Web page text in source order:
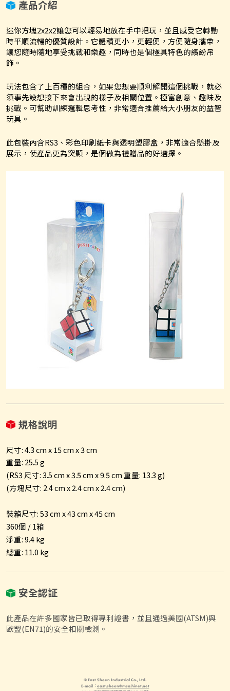
產品介紹
迷你方塊2x2x2讓您可以輕易地放在手中把玩，並且感受它轉動
時平順流暢的優質設計。它體積更小，更輕便，方便隨身攜帶，
讓您隨時隨地享受挑戰和樂趣，同時也是個極具特色的繽紛吊
飾。
玩法包含了上百種的組合，如果您想要順利解開這個挑戰，就必
須事先設想接下來會出現的樣子及相關位置。極富創意、趣味及
挑戰。可幫助訓練邏輯思考性，非常適合推薦給大小朋友的益智
玩具。
此包裝內含RS3、彩色印刷紙卡與透明塑膠盒，非常適合懸掛及
展示，使產品更為突顯，是個做為禮贈品的好選擇。
規格說明
尺寸: 4.3 cm x 15 cm x 3 cm
重量: 25.5 g
(RS3 尺寸: 3.5 cm x 3.5 cm x 9.5 cm 重量: 13.3 g)
(方塊尺寸: 2.4 cm x 2.4 cm x 2.4 cm)
裝箱尺寸: 53 cm x 43 cm x 45 cm
360個 / 1箱
淨重: 9.4 kg
總重: 11.0 kg
安全認証
此產品在許多國家皆已取得專利證書，並且通過美國(ATSM)與
歐盟(EN71)的安全相關檢測。
© East Sheen Industrial Co., Ltd.
E-mail： east.sheen@msa.hinet.net